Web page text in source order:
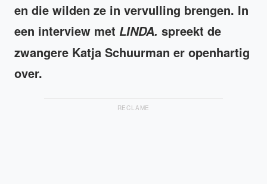
en die wilden ze in vervulling brengen. In
een interview met LINDA. spreekt de
zwangere Katja Schuurman er openhartig
over.
RECLAME